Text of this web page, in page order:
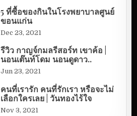
5 ที่ซื้อของกินในโรงพยาบาลศูนย์
ขอนแก่น
Dec 23, 2021
รีวิว กาญจ์กมลรีสอร์ท เขาค้อ |
นอนเต๊นท์โดม นอนดูดาว..
Jun 23, 2021
คนที่เรารัก คนที่รักเรา หรือจะไม่
เลือกใครเลย | วันทองไร้ใจ
Nov 3, 2021